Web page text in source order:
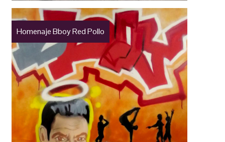
Homenaje Bboy Red Pollo